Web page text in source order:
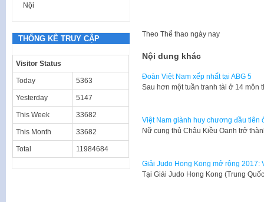
Theo Thể thao ngày nay
Nội dung khác
Đoàn Việt Nam xếp nhất tại ABG 5
Sau hơn một tuần tranh tài ở 14
Việt Nam giành huy chương đầu tiên
Nữ cung thủ Châu Kiều Oanh trở
Giải Judo Hong Kong mở rộng 2017:
Tại Giải Judo Hong Kong (Trung
Nội
THỐNG KÊ TRUY CẬP
Visitor Status
Today 5363
Yesterday 5147
This Week 33682
This Month 33682
Total 11984684